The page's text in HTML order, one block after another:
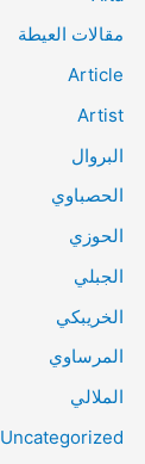
مقالات العيطة
Article
Artist
البروال
الحصباوي
الحوزي
الجبلي
الخريبكي
المرساوي
الملالي
Uncategorized